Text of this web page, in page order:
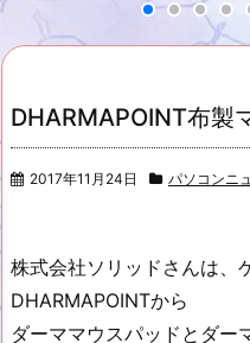
DHARMAPOINT布製
2017年11月24日 パソコンニ
株式会社ソリッドさんは、
DHARMAPOINTから
ダーママウスパッドとダー